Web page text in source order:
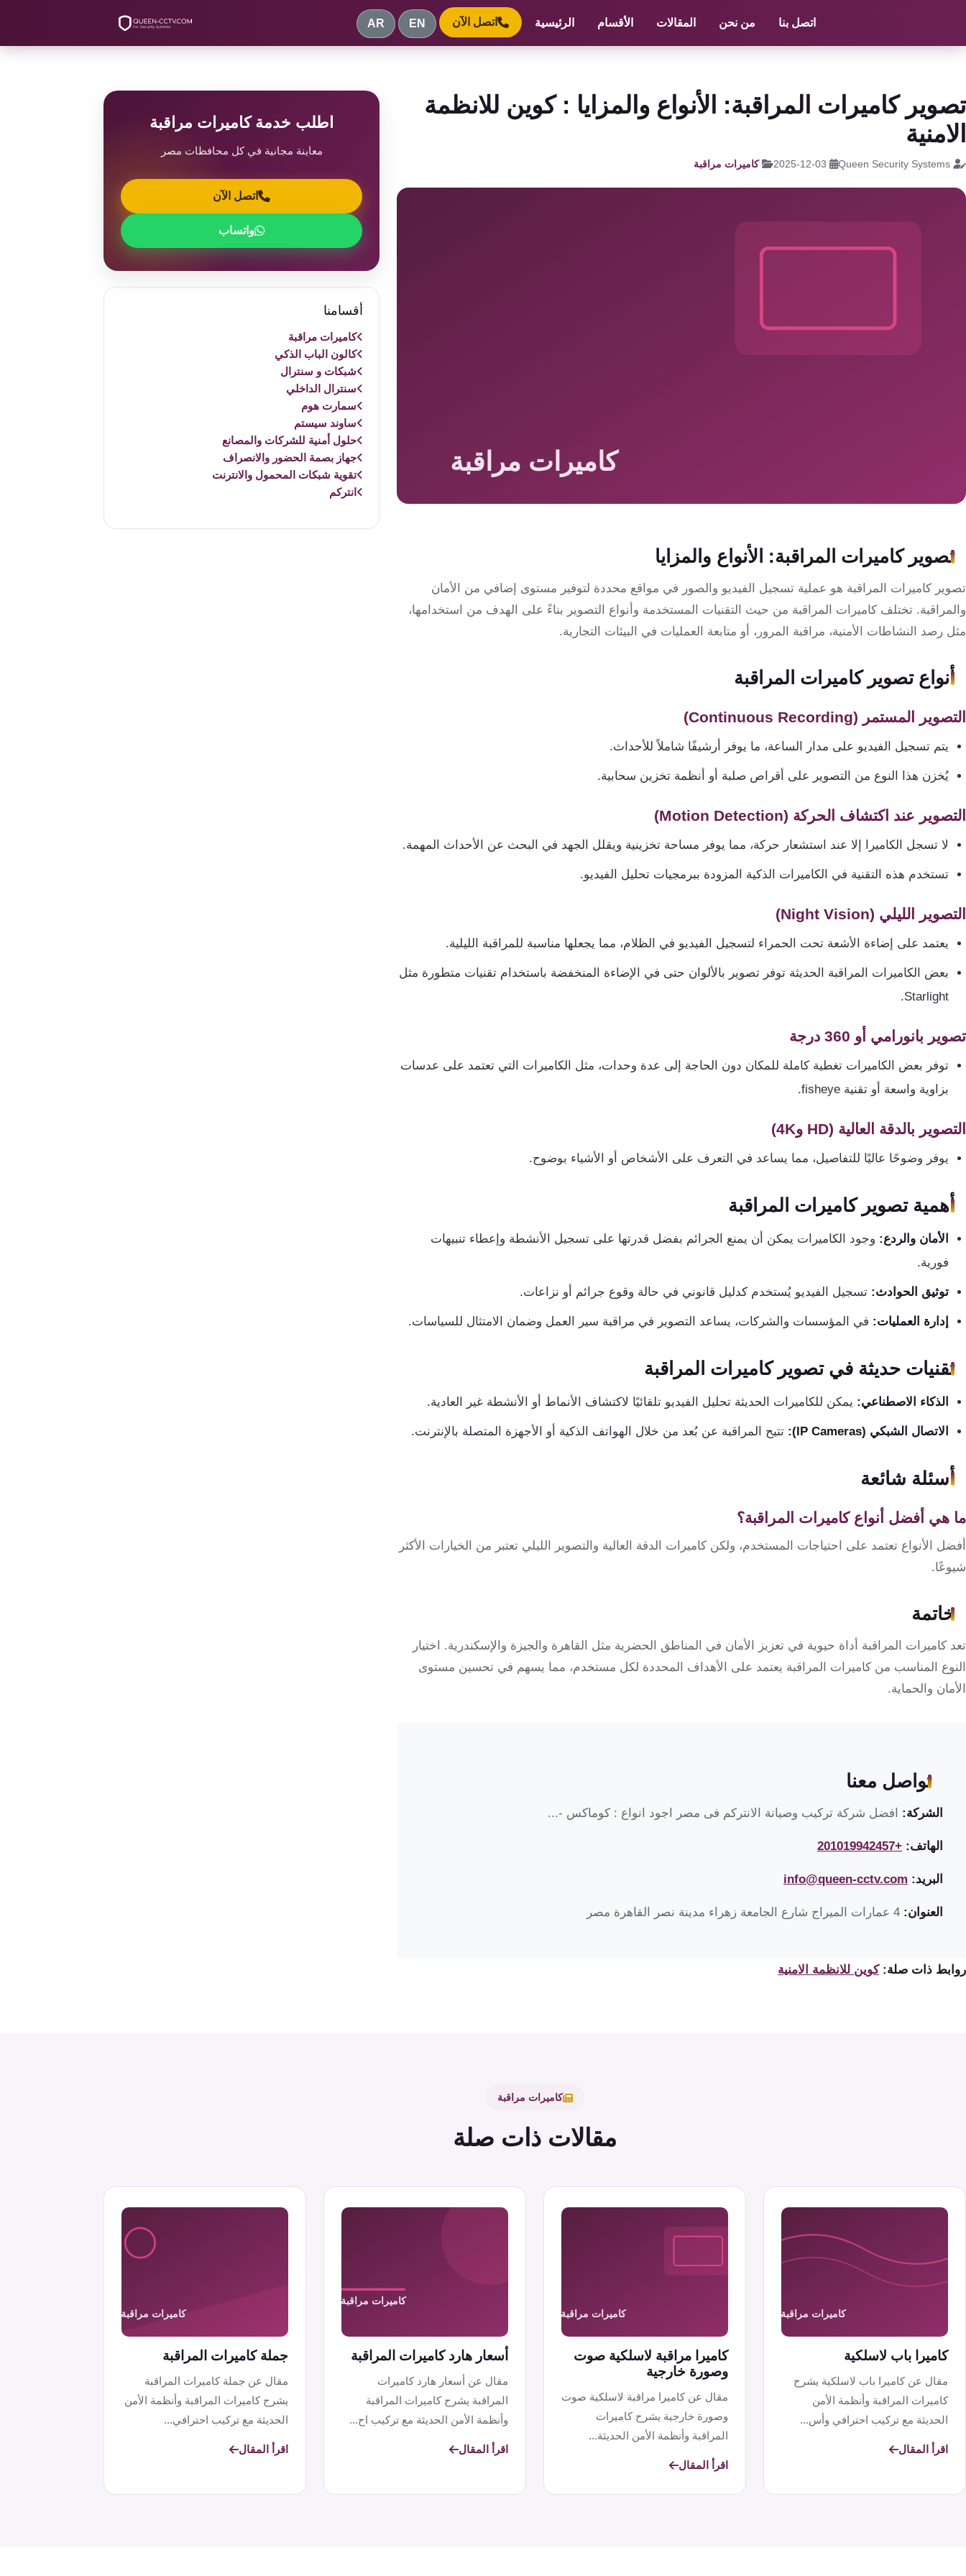
اتصل بنا من نحن المقالات الأقسام الرئيسية اتصل الآن EN
AR سعر كاميرا داهوا 2 ميجا
تصوير كاميرات المراقبة: الأنواع والمزايا : كوين للانظمة
الامنية
كاميرات مراقبة
تصوير كاميرات المراقبة: الأنواع والمزايا
تصوير كاميرات المراقبة هو عملية تسجيل الفيديو والصور في مواقع محددة لتوفير مستوى إضافي من الأمان
والمراقبة. تختلف كاميرات المراقبة من حيث التقنيات المستخدمة وأنواع التصوير بناءً على الهدف من استخدامها،
مثل رصد النشاطات الأمنية، مراقبة المرور، أو متابعة العمليات في البيئات التجارية.
أنواع تصوير كاميرات المراقبة
التصوير المستمر (Continuous Recording)
يتم تسجيل الفيديو على مدار الساعة، ما يوفر أرشيفًا شاملاً للأحداث.
يُخزن هذا النوع من التصوير على أقراص صلبة أو أنظمة تخزين سحابية.
التصوير عند اكتشاف الحركة (Motion Detection)
لا تسجل الكاميرا إلا عند استشعار حركة، مما يوفر مساحة تخزينية ويقلل الجهد في البحث عن الأحداث المهمة.
تستخدم هذه التقنية في الكاميرات الذكية المزودة ببرمجيات تحليل الفيديو.
التصوير الليلي (Night Vision)
يعتمد على إضاءة الأشعة تحت الحمراء لتسجيل الفيديو في الظلام، مما يجعلها مناسبة للمراقبة الليلية.
بعض الكاميرات المراقبة الحديثة توفر تصوير بالألوان حتى في الإضاءة المنخفضة باستخدام تقنيات متطورة مثل
Starlight.
تصوير بانورامي أو 360 درجة
توفر بعض الكاميرات تغطية كاملة للمكان دون الحاجة إلى عدة وحدات، مثل الكاميرات التي تعتمد على عدسات
بزاوية واسعة أو تقنية fisheye.
التصوير بالدقة العالية (HD و4K)
يوفر وضوحًا عاليًا للتفاصيل، مما يساعد في التعرف على الأشخاص أو الأشياء بوضوح.
أهمية تصوير كاميرات المراقبة
الأمان والردع: وجود الكاميرات يمكن أن يمنع الجرائم بفضل قدرتها على تسجيل الأنشطة وإعطاء تنبيهات
فورية.
توثيق الحوادث: تسجيل الفيديو يُستخدم كدليل قانوني في حالة وقوع جرائم أو نزاعات.
إدارة العمليات: في المؤسسات والشركات، يساعد التصوير في مراقبة سير العمل وضمان الامتثال للسياسات.
تقنيات حديثة في تصوير كاميرات المراقبة
الذكاء الاصطناعي: يمكن للكاميرات الحديثة تحليل الفيديو تلقائيًا لاكتشاف الأنماط أو الأنشطة غير العادية.
الاتصال الشبكي (IP Cameras): تتيح المراقبة عن بُعد من خلال الهواتف الذكية أو الأجهزة المتصلة بالإنترنت.
أسئلة شائعة
ما هي أفضل أنواع كاميرات المراقبة؟
أفضل الأنواع تعتمد على احتياجات المستخدم، ولكن كاميرات الدقة العالية والتصوير الليلي تعتبر من الخيارات الأكثر
شيوعًا.
خاتمة
تعد كاميرات المراقبة أداة حيوية في تعزيز الأمان في المناطق الحضرية مثل القاهرة والجيزة والإسكندرية. اختيار
النوع المناسب من كاميرات المراقبة يعتمد على الأهداف المحددة لكل مستخدم، مما يسهم في تحسين مستوى
الأمان والحماية.
تواصل معنا
الشركة: افضل شركة تركيب وصيانة الانتركم فى مصر اجود انواع : كوماكس -...
الهاتف: +201019942457
البريد: info@queen-cctv.com
العنوان:
روابط ذات صلة: كوين للانظمة الامنية
اطلب خدمة كاميرات مراقبة
معاينة مجانية في كل محافظات مصر
اتصل الآن
واتساب
أقسامنا
كاميرات مراقبة
كالون الباب الذكي
شبكات و سنترال
سنترال الداخلي
سمارت هوم
ساوند سيستم
حلول أمنية للشركات والمصانع
جهاز بصمة الحضور والانصراف
تقوية شبكات المحمول والانترنت
انتركم
كاميرات مراقبة
مقالات ذات صلة
كاميرا باب لاسلكية
مقال عن كاميرا باب لاسلكية يشرح
كاميرات المراقبة وأنظمة الأمن
الحديثة مع تركيب احترافي وأس...
اقرأ المقال
كاميرا مراقبة لاسلكية صوت
وصورة خارجية
مقال عن كاميرا مراقبة لاسلكية صوت
وصورة خارجية يشرح كاميرات
المراقبة وأنظمة الأمن الحديثة...
اقرأ المقال
أسعار هارد كاميرات المراقبة
مقال عن أسعار هارد كاميرات
المراقبة يشرح كاميرات المراقبة
وأنظمة الأمن الحديثة مع تركيب اح...
اقرأ المقال
جملة كاميرات المراقبة
مقال عن جملة كاميرات المراقبة
يشرح كاميرات المراقبة وأنظمة الأمن
الحديثة مع تركيب احترافي...
اقرأ المقال
الباب
الذكي
و
والمصانع
جهاز
الحضور
والانصراف
شبكات
المحمول
والانترنت
انتركم
إنذار
أنظمة
الحريق
كنترول